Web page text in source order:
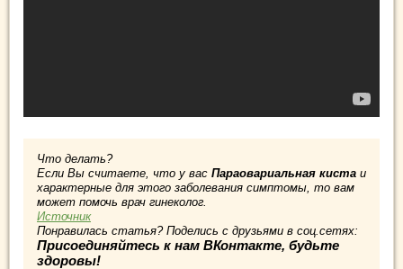
Что делать?
Если Вы считаете, что у вас Параовариальная киста и
характерные для этого заболевания симптомы, то вам
может помочь врач гинеколог.
Источник
Понравилась статья? Поделись с друзьями в соц.сетях:
Присоединяйтесь к нам ВКонтакте, будьте
здоровы!